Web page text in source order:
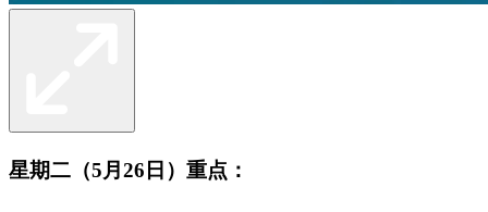
星期二（5月26日）重点：